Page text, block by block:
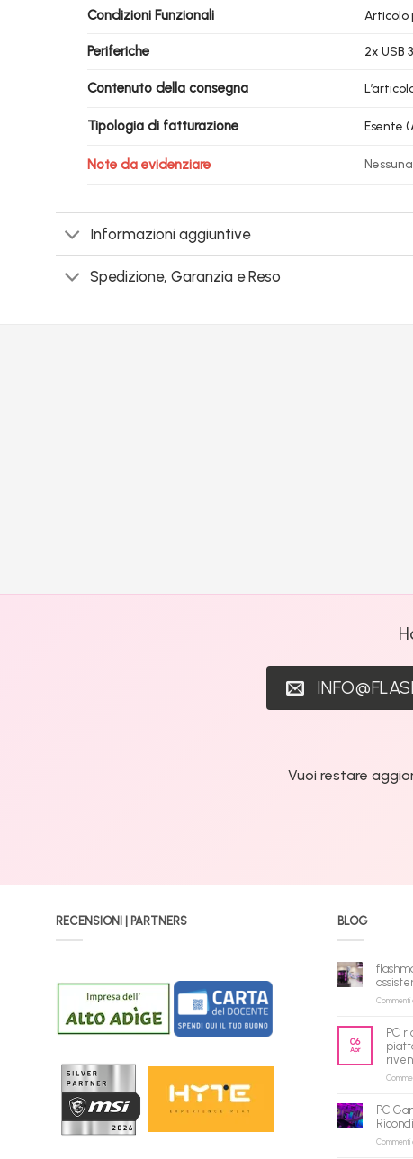
Condizioni Funzionali
Periferiche 2x USB
Contenuto della consegna
Tipologia di fatturazione Esente
Note da evidenziare Nessuna
Informazioni aggiuntive
Spedizione, Garanzia e Reso
Vuoi restare
RECENSIONI | PARTNERS BLOG
Commenti
06
Apr
PC
PC
Commenti